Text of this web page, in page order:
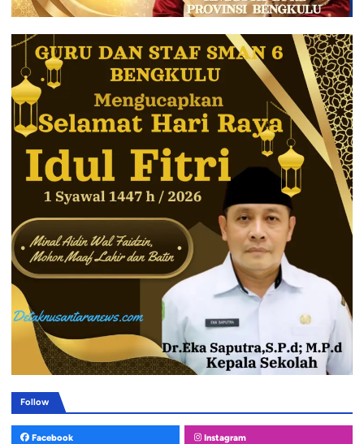
Follow
Facebook Instagram